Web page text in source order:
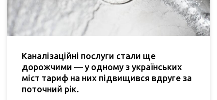
Каналізаційні послуги стали ще
дорожчими — у одному з українських
міст тариф на них підвищився вдруге за
поточний рік.